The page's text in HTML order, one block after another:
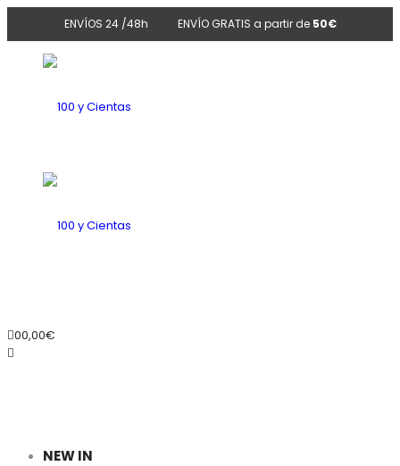
ENVÍOS 24 /48h ENVÍO GRATIS a partir de 50€
100
00,00€
NEW IN